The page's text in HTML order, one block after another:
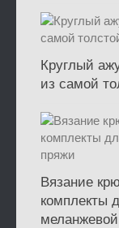
Круглый
из самой
Вязание
комплекты